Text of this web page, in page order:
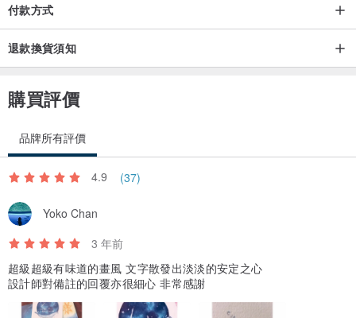
付款方式
退款換貨須知
購買評價
品牌所有評價
4.9 (37)
Yoko Chan
3 年前
超級超級有味道的畫風 文字散發出淡淡的安定之心
設計師對備註的回覆亦很細心 非常感謝